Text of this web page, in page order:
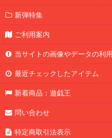
新弾特集
ご利用案内
当サイトの画像やデータの利
最近チェックしたアイテム
新着商品：遊戯王
問い合わせ
特定商取引法表示